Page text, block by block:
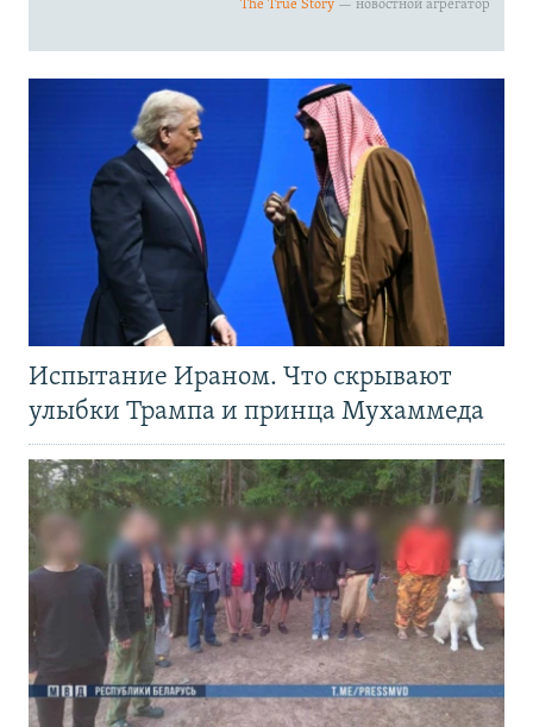
Испытание Ираном. Что скрывают
улыбки Трампа и принца Мухаммеда